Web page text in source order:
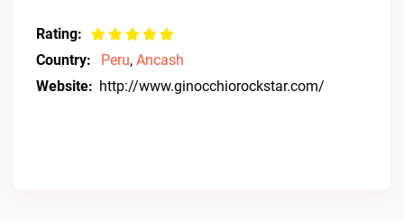
Rating:
Country:
Peru, Ancash
Website: http://www.ginocchiorockstar.com/